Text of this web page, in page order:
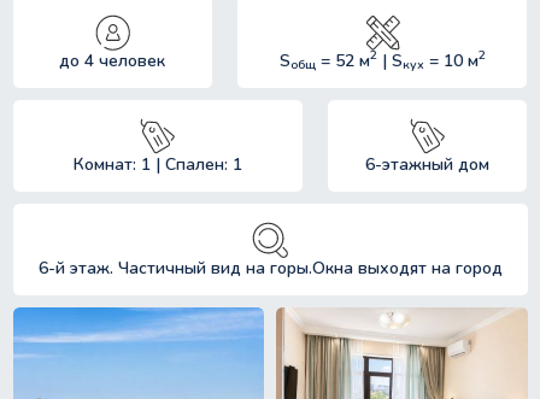
до 4 человек Sобщ = 52 м2| Sкух = 10 м2
Комнат: 1 | Спален: 1 6-этажный дом
6-й этаж. Частичный вид на горы.Окна выходят на город